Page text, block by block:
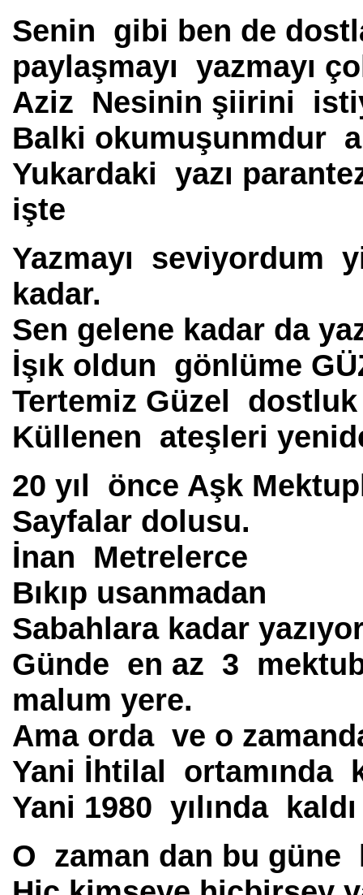
Senin gibi ben de
paylaşmayı yazmayı
Aziz Nesinin şiirini
Balki okumuşunmdur
Yukardaki yazı
işte
Yazmayı seviyordum
kadar.
Sen gelene kadar da
İşık oldun gönlüme
Tertemiz Güzel dostluk
Küllenen ateşleri
20 yıl önce Aşk
Sayfalar dolusu.
İnan Metrelerce
Bıkıp usanmadan
Sabahlara kadar
Günde en az 3
malum yere.
Ama orda ve o
Yani İhtilal ortamında
Yani 1980 yılında
O zaman dan bu güne